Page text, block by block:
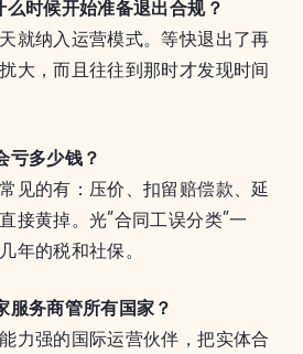
时候开始准备退出合规？
就纳入运营模式。等快退出了再
大，而且往往到那时才发现时间
亏多少钱？
见的有：压价、扣留赔偿款、延
接黄掉。光“合同工误分类”一
年的税和社保。
务商管所有国家？
力强的国际运营伙伴，把实体合